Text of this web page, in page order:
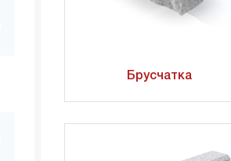
Брусчатка